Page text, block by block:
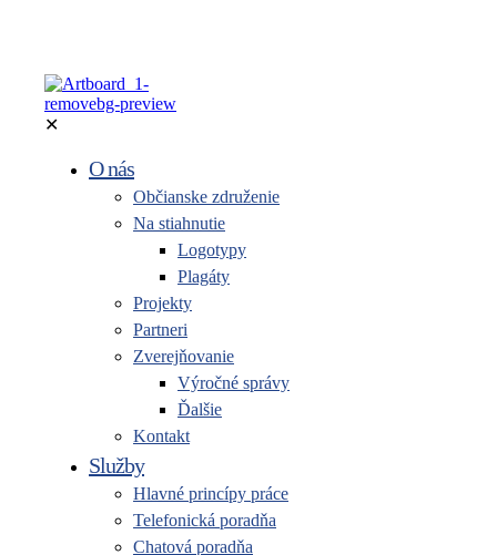
✕
O nás
Občianske združenie
Na stiahnutie
Logotypy
Plagáty
Projekty
Partneri
Zverejňovanie
Výročné správy
Ďalšie
Kontakt
Služby
Hlavné princípy práce
Telefonická poradňa
Chatová poradňa